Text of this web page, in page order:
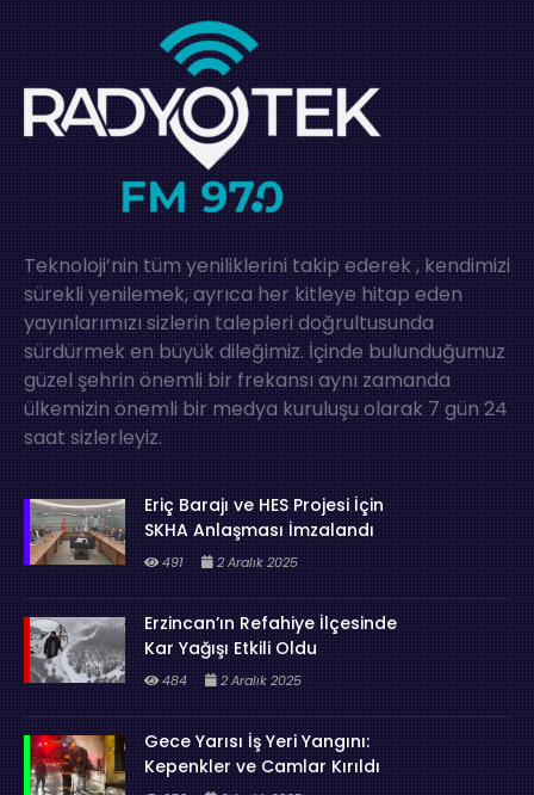
Teknoloji’nin tüm yeniliklerini takip ederek , kendimizi
sürekli yenilemek, ayrıca her kitleye hitap eden
yayınlarımızı sizlerin talepleri doğrultusunda
sürdürmek en büyük dileğimiz. İçinde bulunduğumuz
güzel şehrin önemli bir frekansı aynı zamanda
ülkemizin önemli bir medya kuruluşu olarak 7 gün 24
saat sizlerleyiz.
Eriç Barajı ve HES Projesi İçin
SKHA Anlaşması İmzalandı
491 2 Aralık 2025
Erzincan’ın Refahiye İlçesinde
Kar Yağışı Etkili Oldu
484 2 Aralık 2025
Gece Yarısı İş Yeri Yangını:
Kepenkler ve Camlar Kırıldı